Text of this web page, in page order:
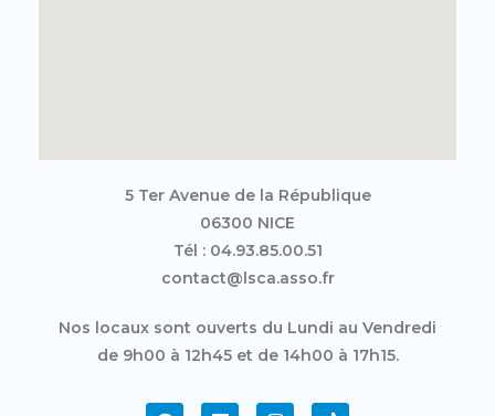
5 Ter Avenue de la République
06300 NICE
Tél : 04.93.85.00.51
contact@lsca.asso.fr
Nos locaux sont ouverts du Lundi au Vendredi
de 9h00 à 12h45 et de 14h00 à 17h15.